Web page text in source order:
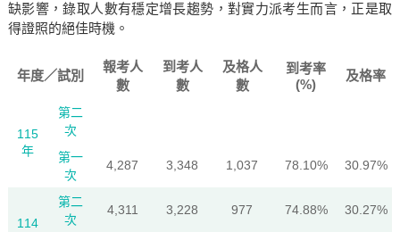
缺影響，錄取人數有穩定增長趨勢，對實力派考生而言，正是取
得證照的絕佳時機。
年度／試別
報考人
數
到考人
數
及格人
數
到考率
(%)
及格率
115
年
第二
次
第一
次
4,287 3,348 1,037 78.10% 30.97%
114
第二
次
4,311 3,228 977 74.88% 30.27%